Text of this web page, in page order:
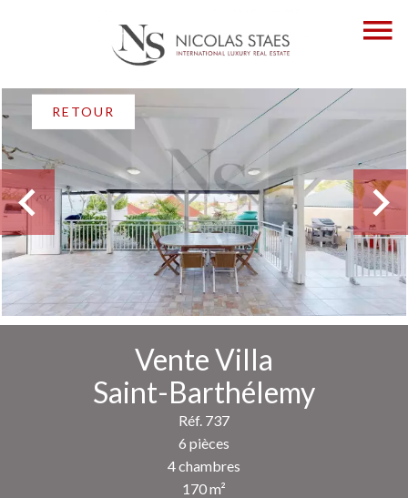
Vente Villa
Saint-Barthélemy
Réf. 737
6 pièces
4 chambres
170 m²
RETOUR